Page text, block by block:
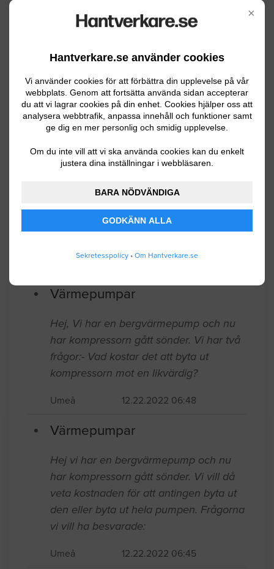
×
Hantverkare.se använder cookies
Vi använder cookies för att förbättra din upplevelse på vår
webbplats. Genom att fortsätta använda sidan accepterar
du att vi lagrar cookies på din enhet. Cookies hjälper oss att
analysera webbtrafik, anpassa innehåll och funktioner samt
ge dig en mer personlig och smidig upplevelse.
Om du inte vill att vi ska använda cookies kan du enkelt
justera dina inställningar i webbläsaren.
BARA NÖDVÄNDIGA
GODKÄNN ALLA
Sekretesspolicy • Om Hantverkare.se
Installera en luftvatten pump
Har fått ta reda på en begagnad
luftvärmepump som jag skulle vilja ha
installerad i mitt garage. Ingen
eldragning utan bara installera pumpen
Värmepumpar
bergvärmepump:Fighter-1215-7, nibe mot
byter ut mot.
Värmepumpar
Hej, Vi har en bergvärmepump och nu
frågor:- Vad kostar det att byta ut
kompressorn mot en likvärdig?
Värmepumpar
Hej vi har en bergvärmepump och nu
har kompressorn gått sönder. Vi vill då
den eller byta ut hela pumpen. Frågorna